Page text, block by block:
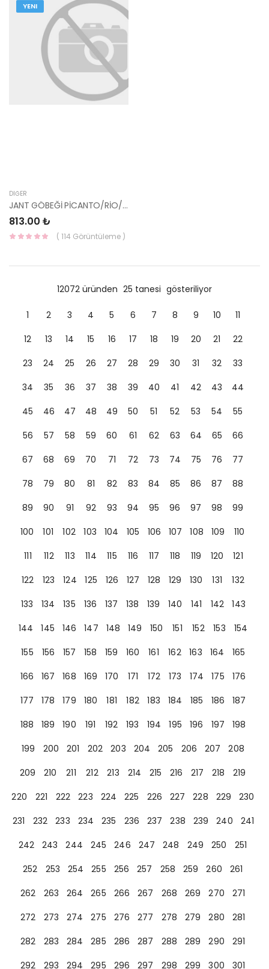
YENI
DIĞER
JANT GÖBEĞİ PİCANTO/RİO/STONİC 52960-H8250 HMC
813.00 ₺
( 114 Görüntüleme )
12072 üründen 25 tanesi gösteriliyor
1 2 3 4 5 6 7 8 9 10
11
12
13 14 15 16 17 18 19 20 21
22
23
24 25 26 27 28 29 30 31 32
33
34
35 36 37 38 39 40 41 42 43
44
45
46 47 48 49 50 51 52 53 54
55
56
57 58 59 60 61 62 63 64 65
66
67
68 69 70 71 72 73 74 75 76
77
78
79 80 81 82 83 84 85 86 87
88
89
90 91 92 93 94 95 96 97 98
99
100
101 102 103 104 105 106 107 108 109
110
111
112 113 114 115 116 117 118 119 120
121
122
123 124 125 126 127 128 129 130 131
132
133
134 135 136 137 138 139 140 141 142
143
144
145 146 147 148 149 150 151 152 153
154
155
156 157 158 159 160 161 162 163 164
165
166
167 168 169 170 171 172 173 174 175
176
177
178 179 180 181 182 183 184 185 186
187
188
189 190 191 192 193 194 195 196 197
198
199
200 201 202 203 204 205 206 207
208
209
210 211 212 213 214 215 216 217 218
219
220
221 222 223 224 225 226 227 228 229
230
231
232 233 234 235 236 237 238 239 240
241
242
243 244 245 246 247 248 249 250
251
252
253 254 255 256 257 258 259 260
261
262
263 264 265 266 267 268 269 270
271
272
273 274 275 276 277 278 279 280
281
282
283 284 285 286 287 288 289 290
291
292
293 294 295 296 297 298 299 300 301